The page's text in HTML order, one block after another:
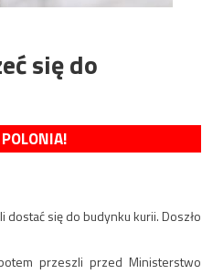
się do
się do budynku kurii. Doszło
przeszli przed Ministerstwo